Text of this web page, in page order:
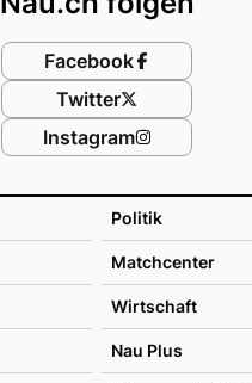
Politik
Matchcenter
Wirtschaft
Nau Plus
Facebook
Twitter
Instagram